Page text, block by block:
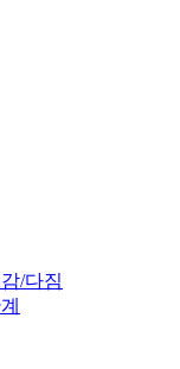
/다짐